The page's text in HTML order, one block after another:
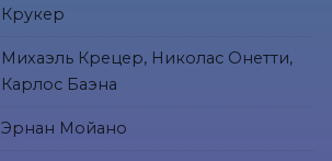
Крукер
Михаэль Крецер, Николас Онетти,
Карлос Баэна
Эрнан Мойано